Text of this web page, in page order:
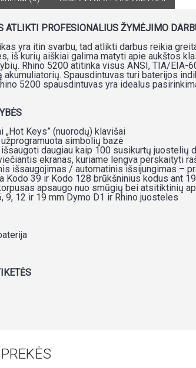
ATLIKTI PROFESIONALIUS ŽYMĖJIMO
yra itin svarbu, tad atlikti darbus reikia
iš kurių aiškiai galima matyti apie aukštos
Rhino 5200 atitinka visus ANSI, TIA/
akumuliatorių. Spausdintuvas turi baterijos
5200 spausdintuvas yra idealus
„Hot Keys” (nuorodų) klavišai
simbolių bazė
išsaugoti daugiau kaip 100 susikurtų juostelių
ekranas, kuriame lengva perskaityti
išsaugojimas / automatinis išsijungimas –
Kodo 39 ir Kodo 128 brūkšninius kodus ant
apsaugo nuo smūgių bei atsitiktinių
9, 12 ir 19 mm Dymo D1 ir Rhino juosteles